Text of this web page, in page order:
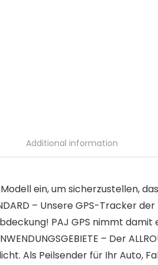
Additional information
ein, um sicherzustellen,
– Unsere GPS-Tracker
PAJ GPS nimmt
– Der
Als Peilsender für Ihr Auto,